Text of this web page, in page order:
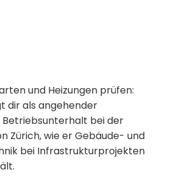
und Heizungen prüfen:
dir als angehender
Betriebsunterhalt bei der
Zürich, wie er Gebäude- und
bei Infrastrukturprojekten